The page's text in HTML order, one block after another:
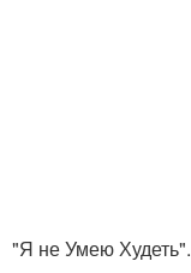
"Я не Умею Худеть".